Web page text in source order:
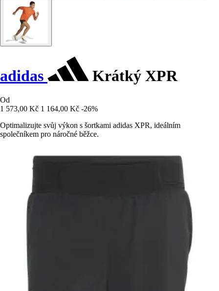
adidas Krátký XPR
Od
1 573,00 Kč 1 164,00 Kč -26%
Optimalizujte svůj výkon s šortkami adidas XPR, ideálním
společníkem pro náročné běžce.